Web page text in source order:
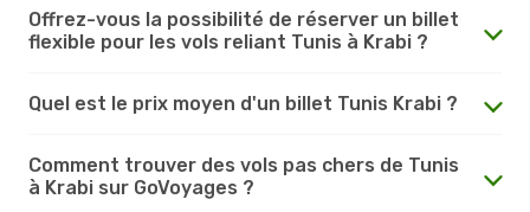
Offrez-vous la possibilité de réserver un billet
flexible pour les vols reliant Tunis à Krabi ?
Quel est le prix moyen d'un billet Tunis Krabi ?
Comment trouver des vols pas chers de Tunis
à Krabi sur GoVoyages ?